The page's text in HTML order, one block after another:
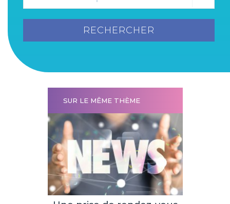
RECHERCHER
SUR LE MÊME THÈME